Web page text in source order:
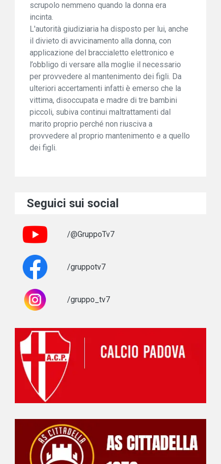
scrupolo nemmeno quando la donna era
incinta.
L'autorità giudiziaria ha disposto per lui, anche
il divieto di avvicinamento alla donna, con
applicazione del braccialetto elettronico e
l’obbligo di versare alla moglie il necessario
per provvedere al mantenimento dei figli. Da
ulteriori accertamenti infatti è emerso che la
vittima, disoccupata e madre di tre bambini
piccoli, subiva continui maltrattamenti dal
marito proprio perché non riusciva a
provvedere al proprio mantenimento e a quello
dei figli.
Seguici sui social
/@GruppoTv7
/gruppotv7
/gruppo_tv7